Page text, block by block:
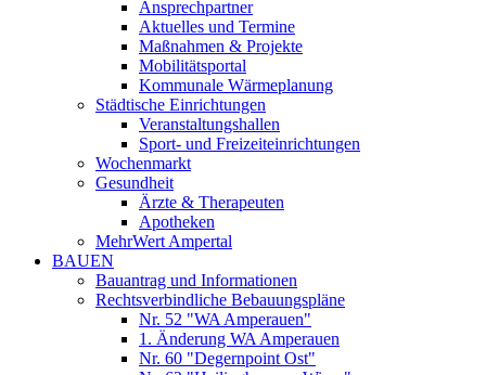
Ansprechpartner
Aktuelles und Termine
Maßnahmen & Projekte
Mobilitätsportal
Kommunale Wärmeplanung
Städtische Einrichtungen
Veranstaltungshallen
Sport- und Freizeiteinrichtungen
Wochenmarkt
Gesundheit
Ärzte & Therapeuten
Apotheken
MehrWert Ampertal
BAUEN
Bauantrag und Informationen
Rechtsverbindliche Bebauungspläne
Nr. 52 "WA Amperauen"
1. Änderung WA Amperauen
Nr. 60 "Degernpoint Ost"